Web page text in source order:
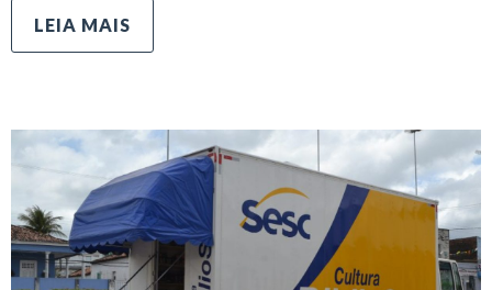
LEIA MAIS